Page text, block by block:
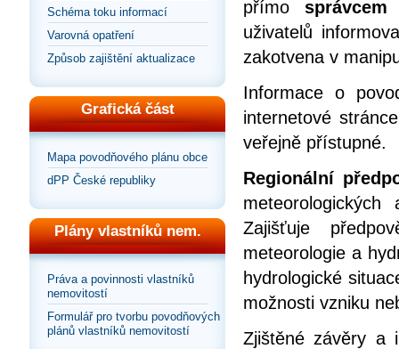
Schéma toku informací
Varovná opatření
Způsob zajištění aktualizace
Grafická část
Mapa povodňového plánu obce
dPP České republiky
Plány vlastníků nem.
Práva a povinnosti vlastníků
nemovitostí
Formulář pro tvorbu povodňových
plánů vlastníků nemovitostí
přímo
uživatelů
zakotvena v
Informace o
internetové
veřejně přístupné.
Regionální
Zajišťuje
meteorologie a
hydrologické
možnosti vzniku
Zjištěné závěry a